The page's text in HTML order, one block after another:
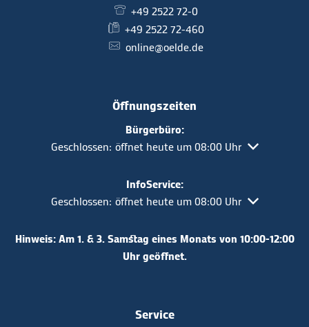
+49 2522 72-0
+49 2522 72-460
online@oelde.de
Öffnungszeiten
Bürgerbüro:
Klicken, um weitere Öffnungs- oder Schließzeiten
Geschlossen: öffnet heute um 08:00 Uhr
InfoService:
Klicken, um weitere Öffnungs- oder Schließzeiten
Geschlossen: öffnet heute um 08:00 Uhr
Hinweis: Am 1. & 3. Samstag eines Monats von 10:00-12:00
Uhr geöffnet.
Service